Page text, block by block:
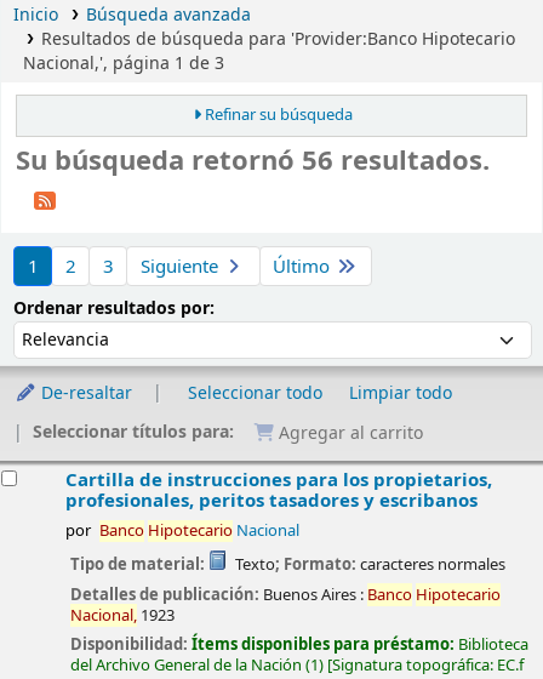
Inicio
Búsqueda avanzada
Resultados de búsqueda para 'Provider:Banco Hipotecario
Nacional,', página 1 de 3
Refinar su búsqueda
Su búsqueda retornó 56 resultados.
1
2 3 Siguiente Último
Ordenar resultados por:
De-resaltar Seleccionar todo
Limpiar todo
Seleccionar títulos para:
Agregar al carrito
Cartilla de instrucciones para los propietarios,
profesionales, peritos tasadores y escribanos
por Banco HipotecarioNacional
Tipo de material: Texto; Formato: caracteres normales
Detalles de publicación: Buenos Aires : Banco Hipotecario
Nacional, 1923
Disponibilidad:Ítems disponibles para préstamo: Biblioteca
del Archivo General de la Nación (1) Signatura topográfica: EC.f